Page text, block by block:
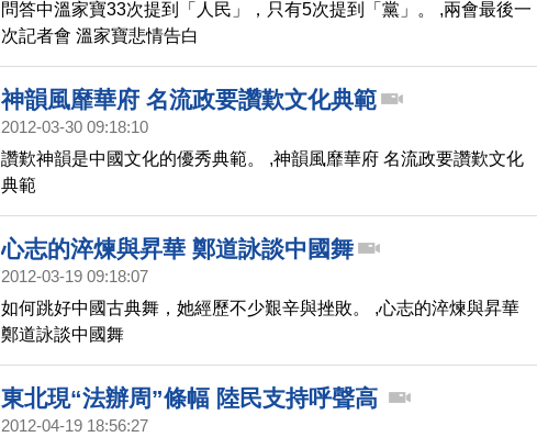
問答中溫家寶33次提到「人民」，只有5次提到「黨」。 ,兩會最後一
次記者會 溫家寶悲情告白
神韻風靡華府 名流政要讚歎文化典範
2012-03-30 09:18:10
讚歎神韻是中國文化的優秀典範。 ,神韻風靡華府 名流政要讚歎文化
典範
心志的淬煉與昇華 鄭道詠談中國舞
2012-03-19 09:18:07
如何跳好中國古典舞，她經歷不少艱辛與挫敗。 ,心志的淬煉與昇華
鄭道詠談中國舞
東北現“法辦周”條幅 陸民支持呼聲高
2012-04-19 18:56:27